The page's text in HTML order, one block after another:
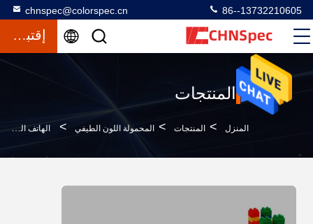
chnspec@colorspec.cn 86--13732210605
إقتباس
المنتجات
المنزل > المنتجات > المحمولة اللون الطيفي > الهاتف المحمول قذيفة اللون المحمولة مقياس الطيف الضوئي 1 ثانية قياس الوقت للبلاستيك